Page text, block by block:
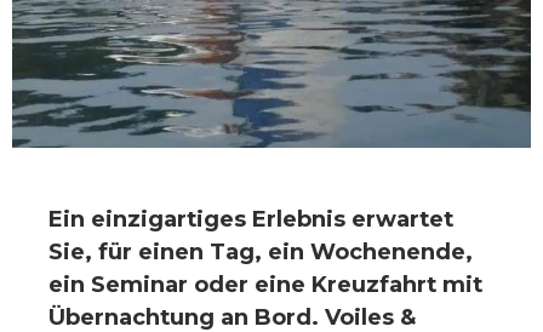
Ein einzigartiges Erlebnis erwartet
Sie, für einen Tag, ein Wochenende,
ein Seminar oder eine Kreuzfahrt mit
Übernachtung an Bord. Voiles &